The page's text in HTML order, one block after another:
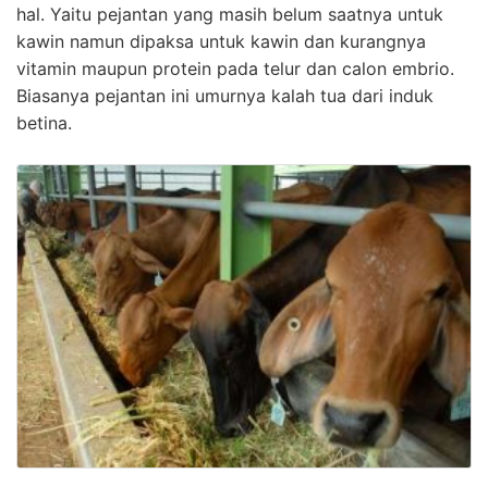
hal. Yaitu pejantan yang masih belum saatnya untuk
kawin namun dipaksa untuk kawin dan kurangnya
vitamin maupun protein pada telur dan calon embrio.
Biasanya pejantan ini umurnya kalah tua dari induk
betina.